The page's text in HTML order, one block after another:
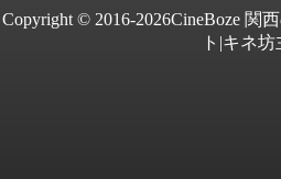
Copyright © 2016-2026CineBoze 関
ト|キネ坊